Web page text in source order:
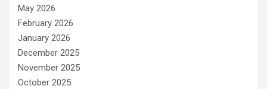
May 2026
February 2026
January 2026
December 2025
November 2025
October 2025